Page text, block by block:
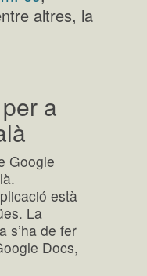
altres, la
a
Google
està
La
s’ha de fer
Docs,